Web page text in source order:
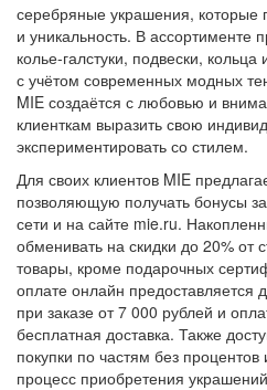
серебряные украшения, которые
и уникальность. В ассортименте
колье-галстуки, подвески,
с учётом современных модных
MIE создаётся с любовью и
клиенткам выразить свою
экспериментировать со стилем.
Для своих клиентов MIE
позволяющую получать бонусы
сети и на сайте mie.ru.
обменивать на скидки до 20% от
товары, кроме подарочных
оплате онлайн предоставляется
при заказе от 7 000 рублей и
бесплатная доставка. Также
покупки по частям без
процесс приобретения